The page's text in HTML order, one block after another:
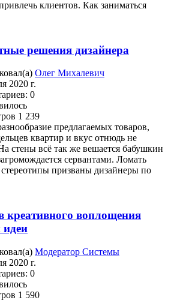
клиентов. Как заниматься
решения дизайнера
Олег Михалевич
2020 г.
0
1 239
предлагаемых товаров,
квартир и вкус отнюдь не
стены всё так же вешается бабушкин
сервантами. Ломать
призваны дизайнеры по
креативного воплощения
Модератор Системы
2020 г.
0
1 590